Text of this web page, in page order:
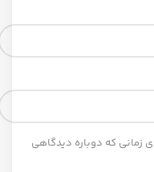
زمانی که دوباره دیدگاهی